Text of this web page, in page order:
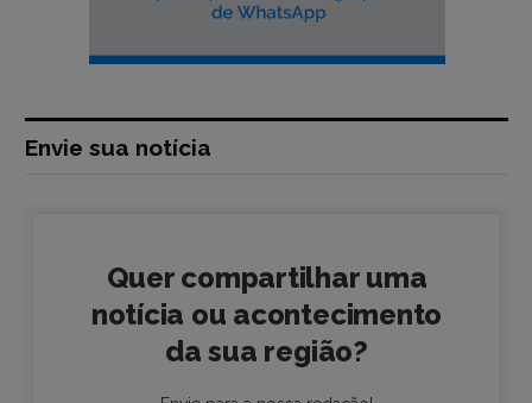
Envie sua notícia
Quer compartilhar uma
notícia ou acontecimento
da sua região?